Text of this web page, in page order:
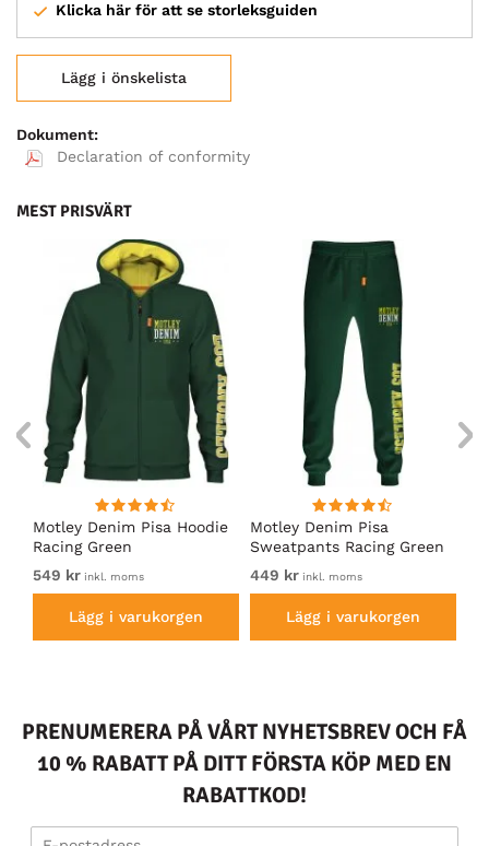
Klicka här för att se storleksguiden
Lägg i önskelista
Dokument:
Declaration of conformity
MEST PRISVÄRT
Motley Denim Pisa Hoodie
Racing Green
549 kr inkl. moms
Lägg i varukorgen
Motley Denim Pisa
Sweatpants Racing Green
449 kr inkl. moms
Lägg i varukorgen
PRENUMERERA PÅ VÅRT NYHETSBREV OCH FÅ
10 % RABATT PÅ DITT FÖRSTA KÖP MED EN
RABATTKOD!